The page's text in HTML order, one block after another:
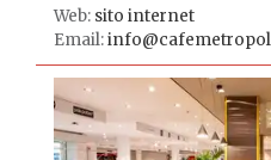
Web: sito internet
Email: